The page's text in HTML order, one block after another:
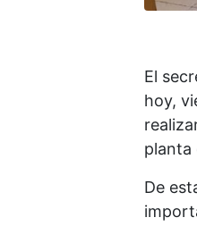
El
hoy,
planta
De